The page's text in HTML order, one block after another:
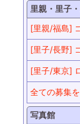
里親・里子
[里親/福島]
[里子/長野]
[里子/東京]
全ての募集
写真館